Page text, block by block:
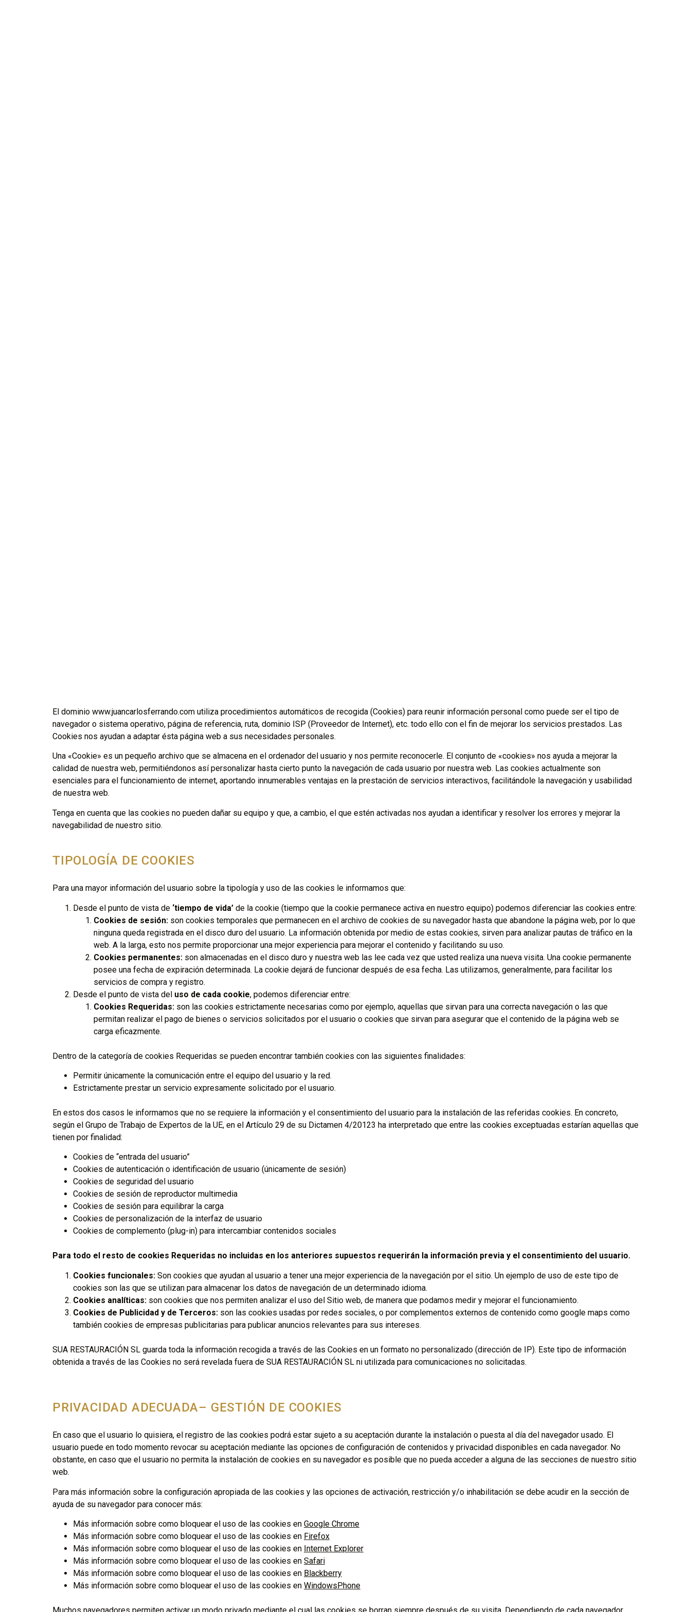
El dominio www.juancarlosferrando.com utiliza procedimientos automáticos de recogida (Cookies) para reunir información personal como puede ser el tipo de
navegador o sistema operativo, página de referencia, ruta, dominio ISP (Proveedor de Internet), etc. todo ello con el fin de mejorar los servicios prestados. Las
Cookies nos ayudan a adaptar ésta página web a sus necesidades personales.
Una «Cookie» es un pequeño archivo que se almacena en el ordenador del usuario y nos permite reconocerle. El conjunto de «cookies» nos ayuda a mejorar la
calidad de nuestra web, permitiéndonos así personalizar hasta cierto punto la navegación de cada usuario por nuestra web. Las cookies actualmente son
esenciales para el funcionamiento de internet, aportando innumerables ventajas en la prestación de servicios interactivos, facilitándole la navegación y usabilidad
de nuestra web.
Tenga en cuenta que las cookies no pueden dañar su equipo y que, a cambio, el que estén activadas nos ayudan a identificar y resolver los errores y mejorar la
navegabilidad de nuestro sitio.
TIPOLOGÍA DE COOKIES
Para una mayor información del usuario sobre la tipología y uso de las cookies le informamos que:
Desde el punto de vista de ‘tiempo de vida’ de la cookie (tiempo que la cookie permanece activa en nuestro equipo) podemos diferenciar las cookies entre:
Cookies de sesión: son cookies temporales que permanecen en el archivo de cookies de su navegador hasta que abandone la página web, por lo que
ninguna queda registrada en el disco duro del usuario. La información obtenida por medio de estas cookies, sirven para analizar pautas de tráfico en la
web. A la larga, esto nos permite proporcionar una mejor experiencia para mejorar el contenido y facilitando su uso.
Cookies permanentes: son almacenadas en el disco duro y nuestra web las lee cada vez que usted realiza una nueva visita. Una cookie permanente
posee una fecha de expiración determinada. La cookie dejará de funcionar después de esa fecha. Las utilizamos, generalmente, para facilitar los
servicios de compra y registro.
Desde el punto de vista del uso de cada cookie, podemos diferenciar entre:
Cookies Requeridas: son las cookies estrictamente necesarias como por ejemplo, aquellas que sirvan para una correcta navegación o las que
permitan realizar el pago de bienes o servicios solicitados por el usuario o cookies que sirvan para asegurar que el contenido de la página web se
carga eficazmente.
Dentro de la categoría de cookies Requeridas se pueden encontrar también cookies con las siguientes finalidades:
Permitir únicamente la comunicación entre el equipo del usuario y la red.
Estrictamente prestar un servicio expresamente solicitado por el usuario.
En estos dos casos le informamos que no se requiere la información y el consentimiento del usuario para la instalación de las referidas cookies. En concreto,
según el Grupo de Trabajo de Expertos de la UE, en el Artículo 29 de su Dictamen 4/20123 ha interpretado que entre las cookies exceptuadas estarían aquellas que
tienen por finalidad:
Cookies de “entrada del usuario”
Cookies de autenticación o identificación de usuario (únicamente de sesión)
Cookies de seguridad del usuario
Cookies de sesión de reproductor multimedia
Cookies de sesión para equilibrar la carga
Cookies de personalización de la interfaz de usuario
Cookies de complemento (plug-in) para intercambiar contenidos sociales
Para todo el resto de cookies Requeridas no incluidas en los anteriores supuestos requerirán la información previa y el consentimiento del usuario.
Cookies funcionales: Son cookies que ayudan al usuario a tener una mejor experiencia de la navegación por el sitio. Un ejemplo de uso de este tipo de
cookies son las que se utilizan para almacenar los datos de navegación de un determinado idioma.
Cookies analíticas: son cookies que nos permiten analizar el uso del Sitio web, de manera que podamos medir y mejorar el funcionamiento.
Cookies de Publicidad y de Terceros: son las cookies usadas por redes sociales, o por complementos externos de contenido como google maps como
también cookies de empresas publicitarias para publicar anuncios relevantes para sus intereses.
SUA RESTAURACIÓN SL guarda toda la información recogida a través de las Cookies en un formato no personalizado (dirección de IP). Este tipo de información
obtenida a través de las Cookies no será revelada fuera de SUA RESTAURACIÓN SL ni utilizada para comunicaciones no solicitadas.
PRIVACIDAD ADECUADA– GESTIÓN DE COOKIES
En caso que el usuario lo quisiera, el registro de las cookies podrá estar sujeto a su aceptación durante la instalación o puesta al día del navegador usado. El
usuario puede en todo momento revocar su aceptación mediante las opciones de configuración de contenidos y privacidad disponibles en cada navegador. No
obstante, en caso que el usuario no permita la instalación de cookies en su navegador es posible que no pueda acceder a alguna de las secciones de nuestro sitio
web.
Para más información sobre la configuración apropiada de las cookies y las opciones de activación, restricción y/o inhabilitación se debe acudir en la sección de
ayuda de su navegador para conocer más:
Más información sobre como bloquear el uso de las cookies en Google Chrome
Más información sobre como bloquear el uso de las cookies en Firefox
Más información sobre como bloquear el uso de las cookies en Internet Explorer
Más información sobre como bloquear el uso de las cookies en Safari
Más información sobre como bloquear el uso de las cookies en Blackberry
Más información sobre como bloquear el uso de las cookies en WindowsPhone